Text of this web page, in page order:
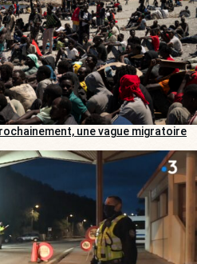
une vague migratoire